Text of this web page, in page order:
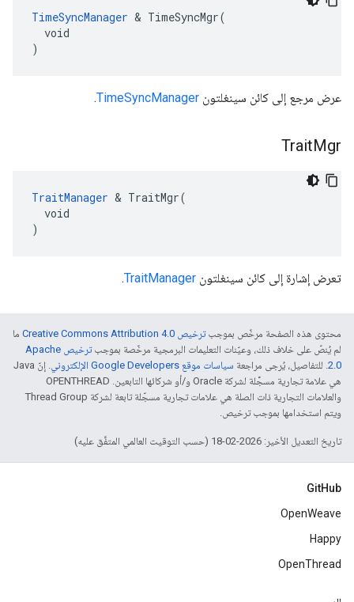
TimeSyncManager & TimeSyncMgr(
  void
)
عرض مرجع إلى كائن سينغلتون TimeSyncManager
.
TraitMgr
TraitManager & TraitMgr(
  void
)
تعرض إشارة إلى كائن سينغلتون TraitManager
.
محتوى هذه الصفحة مرخّص بموجبترخيص Creative Commons Attribution 4.0‏
ما
لم يُنصّ على خلاف ذلك، وعيّنات التعليمات البرمجية مرخّصة بموجب
ترخيص Apache
2.0‏. للتفاصيل، يُرجى مراجعة سياسات موقع Google Developers الإلكتروني
. إنّ Java
هي علامة تجارية مسجَّلة لشركة Oracle و/أو شركائها التابعين. ‫OPENTHREAD
والعلامات التجارية ذات الصلة هي علامات تجارية مسجّلة تابعة لشركة Thread Group
ويتم استخدامها بموجب ترخيص.
تاريخ التعديل الأخير: 2026-02-18 (حسب التوقيت العالمي المتفَّق عليه)
GitHub
OpenWeave
Happy
OpenThread